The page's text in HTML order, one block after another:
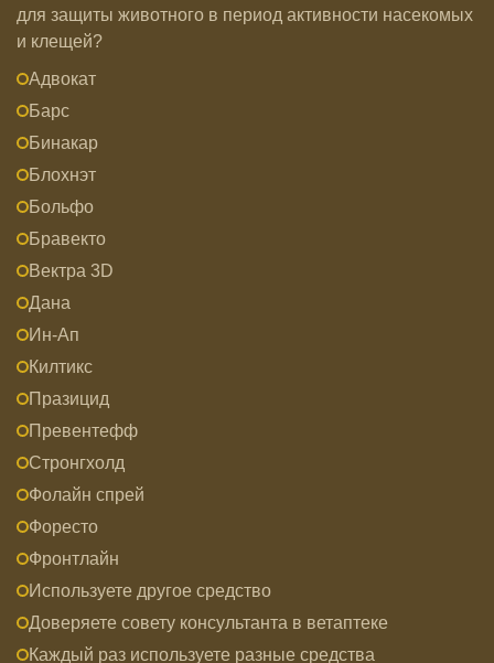
для защиты животного в период активности насекомых
и клещей?
Адвокат
Барс
Бинакар
Блохнэт
Больфо
Бравекто
Вектра 3D
Дана
Ин-Ап
Килтикс
Празицид
Превентефф
Стронгхолд
Фолайн спрей
Форесто
Фронтлайн
Используете другое средство
Доверяете совету консультанта в ветаптеке
Каждый раз используете разные средства